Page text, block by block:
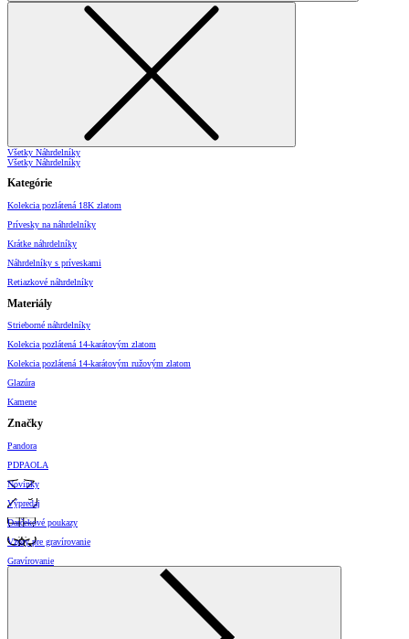
Všetky Náhrdelníky
Všetky Náhrdelníky
Kategórie
Kolekcia pozlátená 18K zlatom
Prívesky na náhrdelníky
Krátke náhrdelníky
Náhrdelníky s príveskami
Retiazkové náhrdelníky
Materiály
Strieborné náhrdelníky
Kolekcia pozlátená 14-karátovým zlatom
Kolekcia pozlátená 14-karátovým ružovým zlatom
Glazúra
Kamene
Značky
Pandora
PDPAOLA
Novinky
Výpredaj
Darčekové poukazy
Vzory pre gravírovanie
Gravírovanie